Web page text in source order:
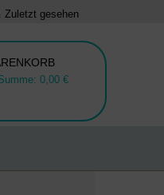
Zuletzt gesehen
0,00 €